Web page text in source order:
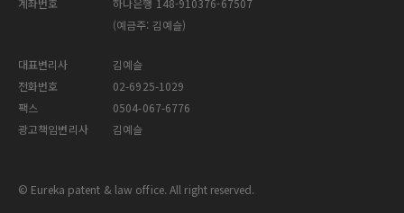
(예금주: 김예슬)
대표변리사
김예슬
전화번호
02-6925-1029
팩스
0504-067-6776
광고책임변리사
김예슬
© Eureka patent & law office. All right reserved.